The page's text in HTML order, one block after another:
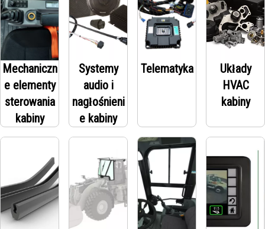
Mechaniczn
e elementy
sterowania
kabiny
Systemy
audio i
nagłośnieni
e kabiny
Telematyka
Układy
HVAC
kabiny